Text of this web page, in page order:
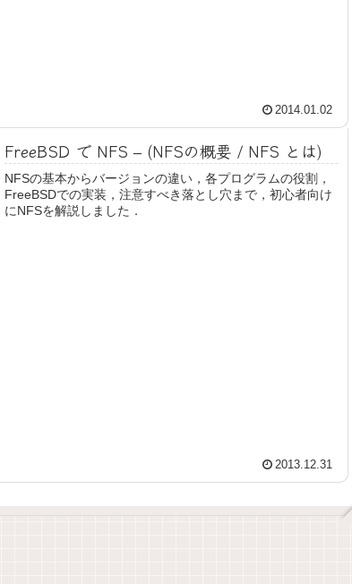
2014.01.02
FreeBSD で NFS – (NFSの概要 / NFS とは)
NFSの基本からバージョンの違い，各プログラムの役割，
FreeBSDでの実装，注意すべき落とし穴まで，初心者向け
にNFSを解説しました．
2013.12.31